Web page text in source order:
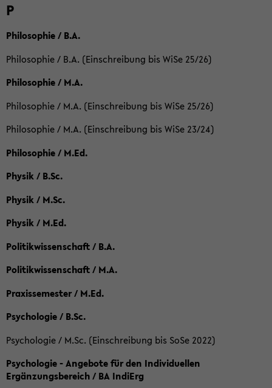
P
Philosophie / B.A.
Philosophie / B.A. (Einschreibung bis WiSe 25/26)
Philosophie / M.A.
Philosophie / M.A. (Einschreibung bis WiSe 25/26)
Philosophie / M.A. (Einschreibung bis WiSe 23/24)
Philosophie / M.Ed.
Physik / B.Sc.
Physik / M.Sc.
Physik / M.Ed.
Politikwissenschaft / B.A.
Politikwissenschaft / M.A.
Praxissemester / M.Ed.
Psychologie / B.Sc.
Psychologie / M.Sc. (Einschreibung bis SoSe 2022)
Psychologie - Angebote für den Individuellen
Ergänzungsbereich / BA IndiErg